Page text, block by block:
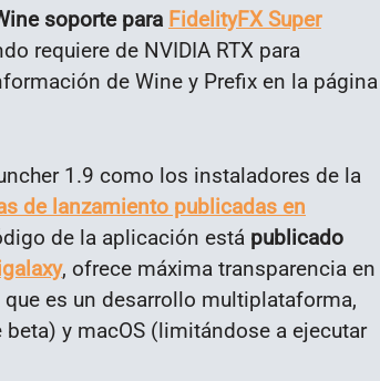
soporte para FidelityFX Super
requiere de NVIDIA RTX para
de Wine y Prefix en la página
1.9 como los instaladores de la
de lanzamiento publicadas en
de la aplicación está publicado
, ofrece máxima transparencia en
es un desarrollo multiplataforma,
y macOS (limitándose a ejecutar